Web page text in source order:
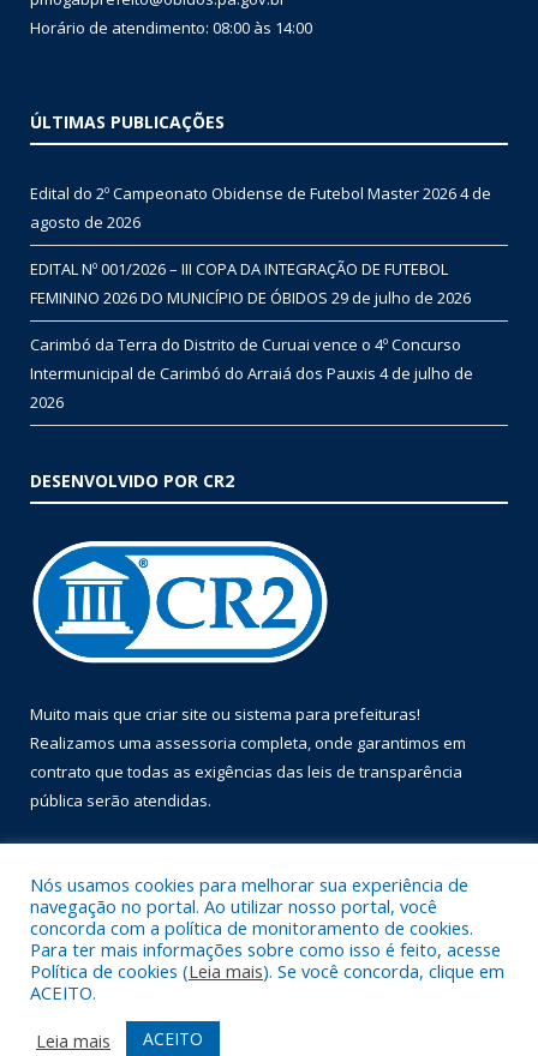
Horário de atendimento: 08:00 às 14:00
ÚLTIMAS PUBLICAÇÕES
Edital do 2º Campeonato Obidense de Futebol Master 20264 de
agosto de 2026
EDITAL Nº 001/2026 – III COPA DA INTEGRAÇÃO DE FUTEBOL
FEMININO 2026 DO MUNICÍPIO DE ÓBIDOS 29 de julho de 2026
Carimbó da Terra do Distrito de Curuai vence o 4º Concurso
Intermunicipal de Carimbó do Arraiá dos Pauxis 4 de julho de
2026
DESENVOLVIDO POR CR2
Muito mais que criar site ou sistema para prefeituras!
Realizamos uma assessoria completa, onde garantimos em
contrato que todas as exigências das leis de transparência
pública serão atendidas.
Todos os direitos reservados a Prefeitura Municipal de Óbidos.
Mapa do Site
Acessar Área Administrativa
Nós usamos cookies para melhorar sua experiência de
navegação no portal. Ao utilizar nosso portal, você
concorda com a política de monitoramento de cookies.
Para ter mais informações sobre como isso é feito, acesse
Política de cookies (Leia mais). Se você concorda, clique em
ACEITO.
Leia mais
ACEITO